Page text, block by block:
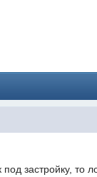
застройку, то